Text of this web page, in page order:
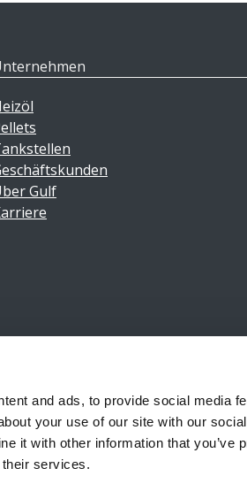
and ads, to provide social media
your use of our site with our
it with other information that you’ve
services.
Gulf
Impressum|Datenschutz|
Petroleum Luxembourg S.A.